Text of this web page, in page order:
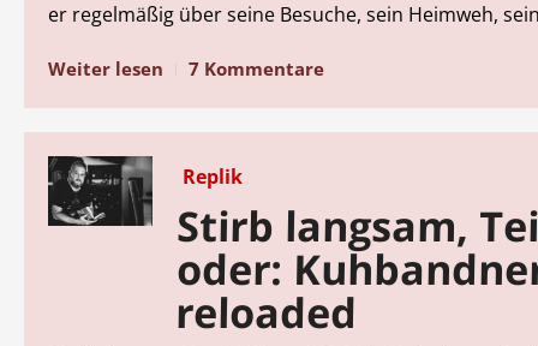
er regelmäßig über seine Besuche, sein Heimweh,
Weiter lesen 7 Kommentare
Replik
Stirb langsam,
oder:
reloaded